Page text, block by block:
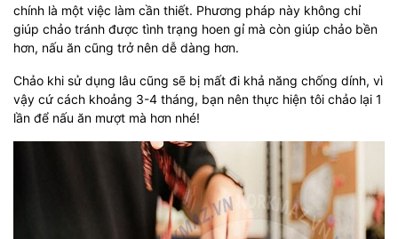
chính là một việc làm cần thiết. Phương pháp này không chỉ
giúp chảo tránh được tình trạng hoen gỉ mà còn giúp chảo bền
hơn, nấu ăn cũng trở nên dễ dàng hơn.
Chảo khi sử dụng lâu cũng sẽ bị mất đi khả năng chống dính, vì
vậy cứ cách khoảng 3-4 tháng, bạn nên thực hiện tôi chảo lại 1
lần để nấu ăn mượt mà hơn nhé!